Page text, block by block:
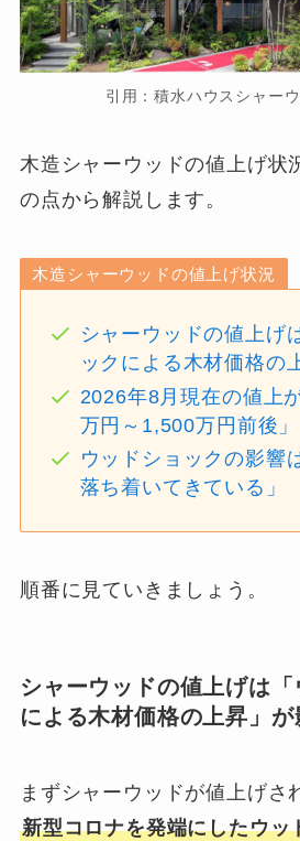
引用：積水ハウスシャー
木造シャーウッドの値上げ状
の点から解説します。
木造シャーウッドの値上げ状況
シャーウッドの値上げ
ックによる木材価格の
2026年8月現在の値上
万円～1,500万円前後」
ウッドショックの影響
落ち着いてきている」
順番に見ていきましょう。
シャーウッドの値上げは
による木材価格の上昇」が
まずシャーウッドが値上げさ
新型コロナを発端にしたウッ